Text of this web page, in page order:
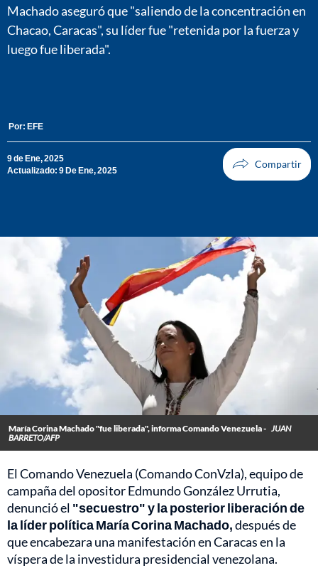
Machado aseguró que "saliendo de la concentración en
Chacao, Caracas", su líder fue "retenida por la fuerza y
luego fue liberada".
Por: EFE
9 de Ene, 2025
Actualizado: 9 De Ene, 2025
María Corina Machado "fue liberada", informa Comando Venezuela - JUAN
BARRETO/AFP
El Comando Venezuela (Comando ConVzla), equipo de
campaña del opositor Edmundo González Urrutia,
denunció el "secuestro" y la posterior liberación de
la líder política María Corina Machado,después de
que encabezara una manifestación en Caracas en la
víspera de la investidura presidencial venezolana.